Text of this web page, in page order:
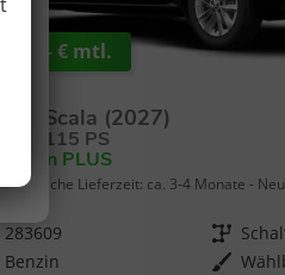
227,– € mtl.
Scala (2027)
TSI 115 PS
PLUS
Lieferzeit: ca. 3-4 Monate
283609 Getriebe
Benzin